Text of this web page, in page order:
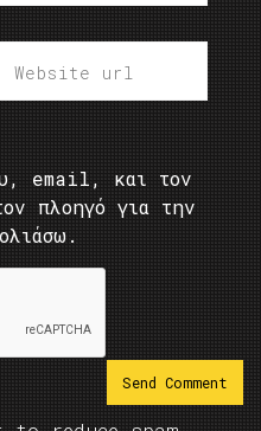
email, και τον
πλοηγό για την